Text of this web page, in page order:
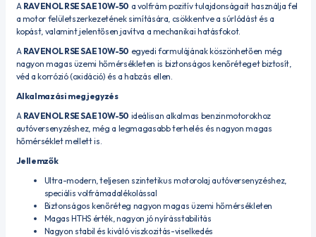
A RAVENOL RSE SAE 10W-50 a volfrám pozitív tulajdonságait használja fel
a motor felületszerkezetének simítására, csökkentve a súrlódást és a
kopást, valamint jelentősen javítva a mechanikai hatásfokot.
A RAVENOL RSE SAE 10W-50 egyedi formulájának köszönhetően még
nagyon magas üzemi hőmérsékleten is biztonságos kenőréteget biztosít,
véd a korrózió (oxidáció) és a habzás ellen.
Alkalmazási megjegyzés
A RAVENOL RSE SAE 10W-50 ideálisan alkalmas benzinmotorokhoz
autóversenyzéshez, még a legmagasabb terhelés és nagyon magas
hőmérséklet mellett is.
Jellemzők
Ultra-modern, teljesen szintetikus motorolaj autóversenyzéshez,
speciális volfrámadalékolással
Biztonságos kenőréteg nagyon magas üzemi hőmérsékleten
Magas HTHS érték, nagyon jó nyírásstabilitás
Nagyon stabil és kiváló viszkozitás-viselkedés